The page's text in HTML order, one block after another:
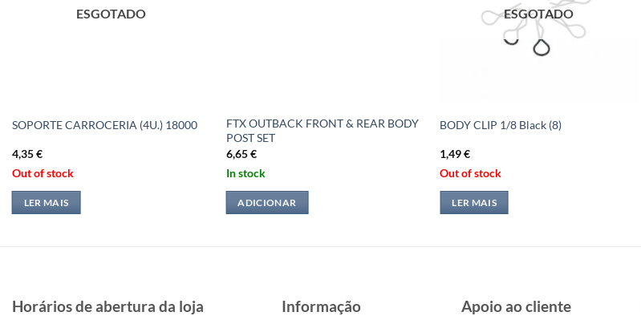
ESGOTADO
SOPORTE CARROCERIA (4U.) 18000
4,35€
Out of stock
LER MAIS
FTX OUTBACK FRONT & REAR BODY
POST SET
6,65€
In stock
ADICIONAR
ESGOTADO
BODY CLIP 1/8 Black (8)
1,49€
Out of stock
LER MAIS
Horários de abertura da loja Informação Apoio ao cliente